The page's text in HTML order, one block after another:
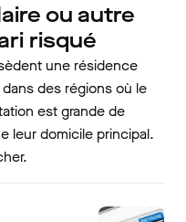
ou autre
risqué
une résidence
des régions où le
est grande de
leur domicile principal.